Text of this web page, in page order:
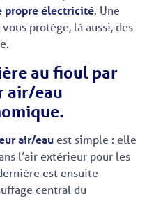
propre électricité. Une
protège, là aussi, des
au fioul par
air/eau
air/eauest simple : elle
l’air extérieur pour les
est ensuite
central du